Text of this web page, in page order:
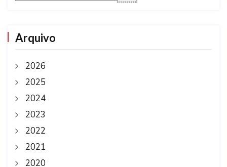
Arquivo
2026
2025
2024
2023
2022
2021
2020